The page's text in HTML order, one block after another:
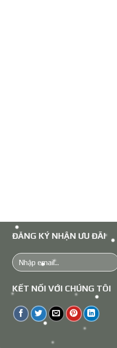
ĐĂNG KÝ NHẬN ƯU ĐÃI
KẾT NỐI VỚI CHÚNG TÔI